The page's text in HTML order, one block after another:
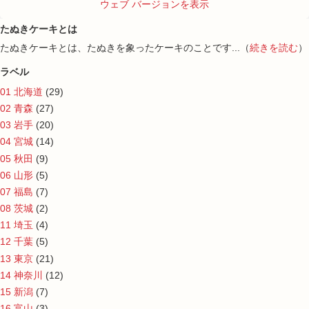
ウェブ バージョンを表示
たぬきケーキとは
たぬきケーキとは、たぬきを象ったケーキのことです...（続きを読む）
ラベル
01 北海道 (29)
02 青森 (27)
03 岩手 (20)
04 宮城 (14)
05 秋田 (9)
06 山形 (5)
07 福島 (7)
08 茨城 (2)
11 埼玉 (4)
12 千葉 (5)
13 東京 (21)
14 神奈川
(12)
15 新潟 (7)